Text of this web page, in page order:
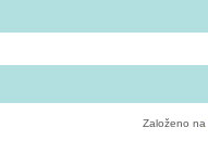
Založeno na